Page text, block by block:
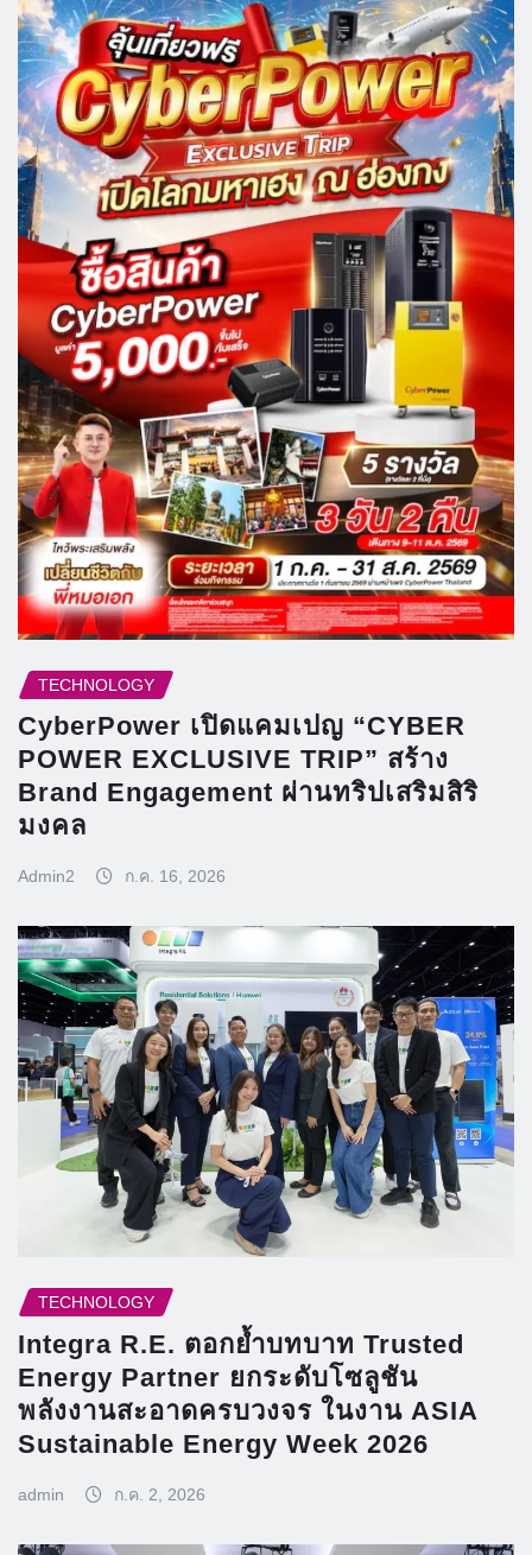
TECHNOLOGY
CyberPower เปิดแคมเปญ “CYBER
POWER EXCLUSIVE TRIP” สร้าง
Brand Engagement ผ่านทริปเสริมสิริ
มงคล
Admin2 ก.ค. 16, 2026
TECHNOLOGY
Integra R.E. ตอกย้ำบทบาท Trusted
Energy Partner ยกระดับโซลูชัน
พลังงานสะอาดครบวงจร ในงาน ASIA
Sustainable Energy Week 2026
admin ก.ค. 2, 2026